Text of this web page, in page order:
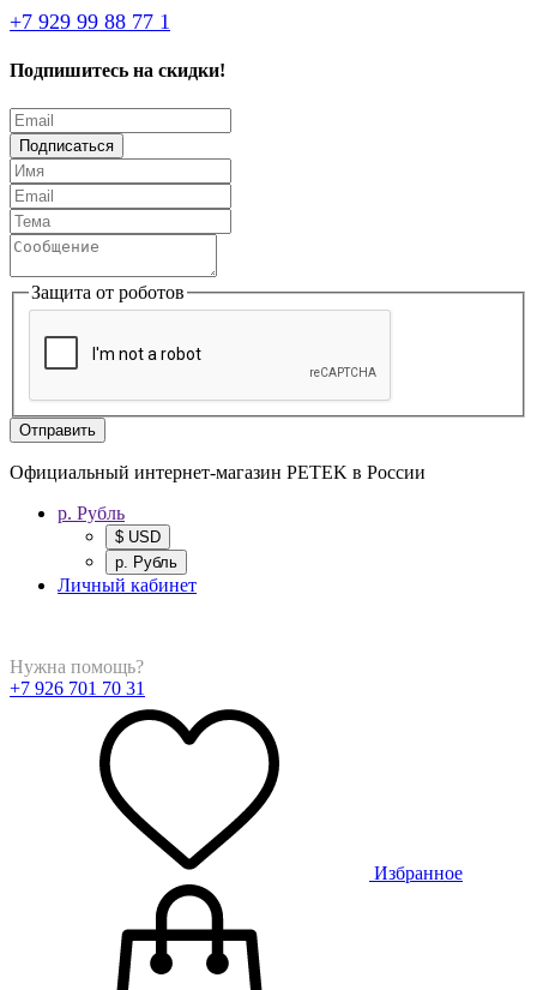
+7 929 99 88 77 1
Подпишитесь на скидки!
Подписаться
Защита от роботов
Отправить
Официальный интернет-магазин PETEK в России
р. Рубль
$ USD
р. Рубль
Личный кабинет
Нужна помощь?
+7 926 701 70 31
Избранное